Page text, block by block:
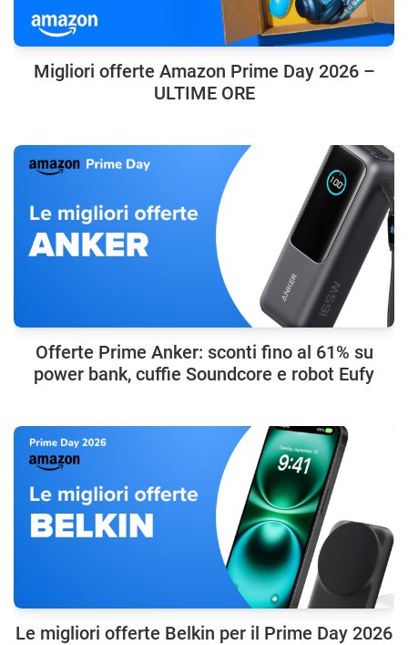
Migliori offerte Amazon Prime Day 2026 –
ULTIME ORE
Offerte Prime Anker: sconti fino al 61% su
power bank, cuffie Soundcore e robot Eufy
Le migliori offerte Belkin per il Prime Day 2026